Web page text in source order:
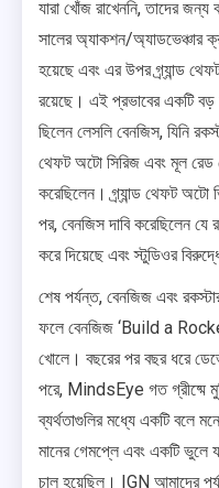
যারা খোঁজ রাখেননি, তাদের
সালের অ্যাকশন/অ্যাডভেঞ্চার
হয়েছে এবং এর উপর গ্র্যান্ড
রয়েছে। এই প্রভাবের একটি
ছিলেন লেসলি বেনজিস, যিনি
থেফট অটো সিরিজ এবং মূল রেড
করেছিলেন। গ্র্যান্ড থেফট
পর, বেনজিস দাবি করেছিলেন যে
করে দিয়েছে এবং স্টুডিওর
শেষ পর্যন্ত, বেনজিজ এবং
ফলে বেনজিজ ‘Build a
খোলে। বছরের পর বছর ধরে
পরে, MindsEye গত গ্রীষ্মে
ব্যর্থতাগুলির মধ্যে একটি বলে
মানের গেমপ্লে এবং একটি ভুলে
চালু হয়েছিল। IGN আমাদের